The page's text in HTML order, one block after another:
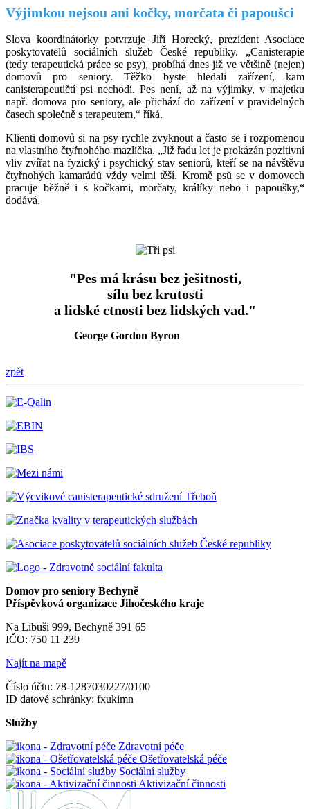
Výjimkou nejsou ani kočky, morčata či papoušci
Slova koordinátorky potvrzuje Jiří Horecký, prezident Asociace
poskytovatelů sociálních služeb České republiky. „Canisterapie
(tedy terapeutická práce se psy), probíhá dnes již ve většině (nejen)
domovů pro seniory. Těžko byste hledali zařízení, kam
canisterapeutičtí psi nechodí. Pes není, až na výjimky, v majetku
např. domova pro seniory, ale přichází do zařízení v pravidelných
časech společně s terapeutem,“ říká.
Klienti domovů si na psy rychle zvyknout a často se i rozpomenou
na vlastního čtyřnohého mazlíčka. „Již řadu let je prokázán pozitivní
vliv zvířat na fyzický i psychický stav seniorů, kteří se na návštěvu
čtyřnohých kamarádů vždy velmi těší. Kromě psů se v domovech
pracuje běžně i s kočkami, morčaty, králíky nebo i papoušky,“
dodává.
"Pes má krásu bez ješitnosti,
sílu bez krutosti
a lidské ctnosti bez lidských vad."
George Gordon Byron
zpět
Domov pro seniory Bechyně
Příspěvková organizace Jihočeského kraje
Na Libuši 999, Bechyně 391 65
IČO: 750 11 239
Najít na mapě
Číslo účtu: 78-1287030227/0100
ID datové schránky: fxukimn
Služby
Zdravotní péče
Ošetřovatelská péče
Sociální služby
Aktivizační činnosti